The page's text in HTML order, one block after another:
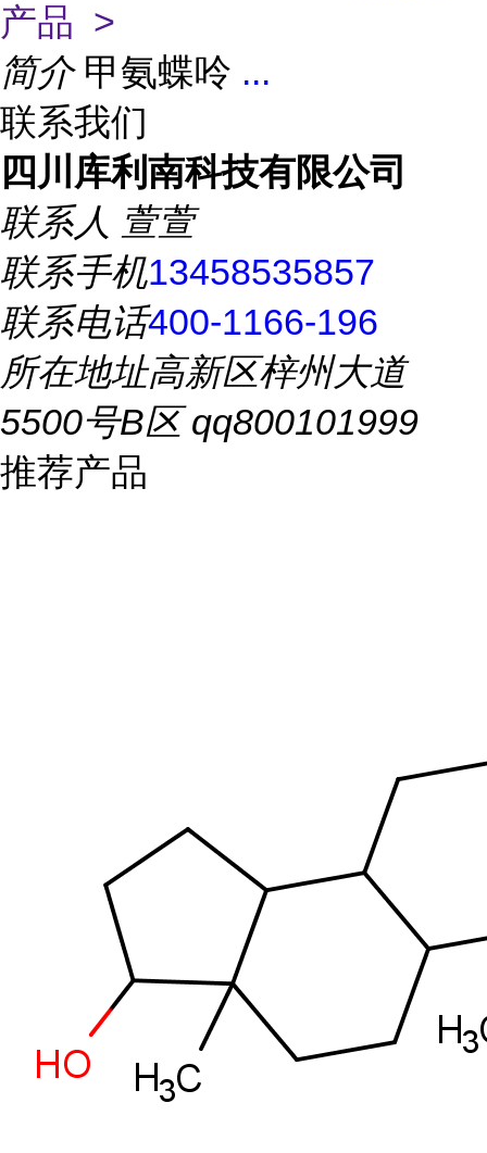
产品 >
简介 甲氨蝶呤 ...
联系我们
四川库利南科技有限公司
联系人 萱萱
联系手机13458535857
联系电话400-1166-196
所在地址高新区梓州大道
5500号B区 qq800101999
推荐产品